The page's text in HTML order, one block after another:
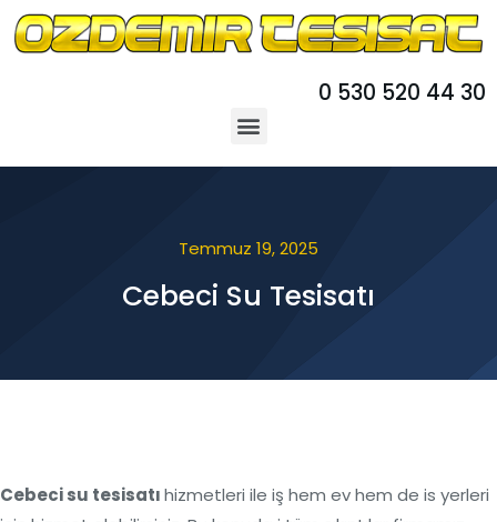
0 530 520 44 30
Temmuz 19, 2025
Cebeci Su Tesisatı
Cebeci su tesisatıhizmetleri ile iş hem ev hem de is yerleri